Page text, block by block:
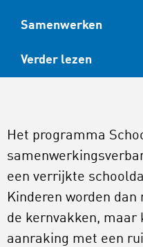
Samenwerken
Verder lezen
Het programma
een verrijkte
Kinderen worden
de kernvakken, maar
aanraking met een